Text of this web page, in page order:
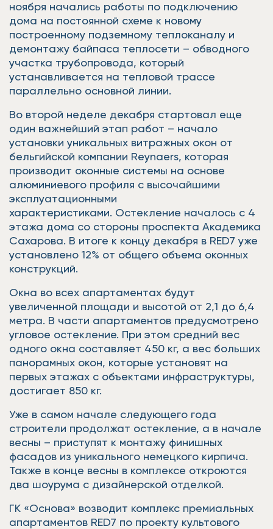
ноября начались работы по подключению
дома на постоянной схеме к новому
построенному подземному теплоканалу и
демонтажу байпаса теплосети – обводного
участка трубопровода, который
устанавливается на тепловой трассе
параллельно основной линии.
Во второй неделе декабря стартовал еще
один важнейший этап работ – начало
установки уникальных витражных окон от
бельгийской компании Reynaers, которая
производит оконные системы на основе
алюминиевого профиля с высочайшими
эксплуатационными
характеристиками. Остекление началось с 4
этажа дома со стороны проспекта Академика
Сахарова. В итоге к концу декабря в RED7 уже
установлено 12% от общего объема оконных
конструкций.
Окна во всех апартаментах будут
увеличенной площади и высотой от 2,1 до 6,4
метра. В части апартаментов предусмотрено
угловое остекление. При этом средний вес
одного окна составляет 450 кг, а вес больших
панорамных окон, которые установят на
первых этажах с объектами инфраструктуры,
достигает 850 кг.
Уже в самом начале следующего года
строители продолжат остекление, а в начале
весны – приступят к монтажу финишных
фасадов из уникального немецкого кирпича.
Также в конце весны в комплексе откроются
два шоурума с дизайнерской отделкой.
ГК «Основа» возводит комплекс премиальных
апартаментов RED7 по проекту культового